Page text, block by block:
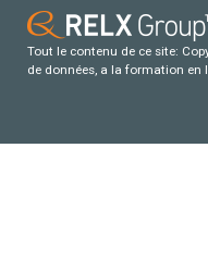
Tout le contenu de ce site:
de données, a la formation